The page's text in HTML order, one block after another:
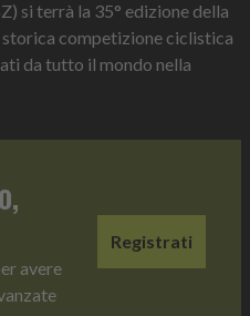
si terrà la 35° edizione della
competizione ciclistica
da tutto il mondo nella
avere
Registrati